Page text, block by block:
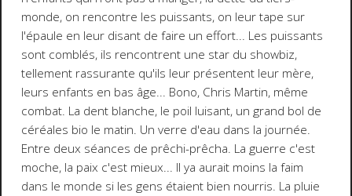
monde, on rencontre les puissants, on leur tape sur
l'épaule en leur disant de faire un effort... Les puissants
sont comblés, ils rencontrent une star du showbiz,
tellement rassurante qu'ils leur présentent leur mère,
leurs enfants en bas âge... Bono, Chris Martin, même
combat. La dent blanche, le poil luisant, un grand bol de
céréales bio le matin. Un verre d'eau dans la journée.
Entre deux séances de prêchi-prêcha. La guerre c'est
moche, la paix c'est mieux... Il ya aurait moins la faim
dans le monde si les gens étaient bien nourris. La pluie